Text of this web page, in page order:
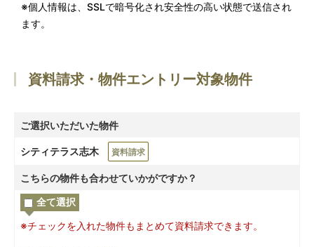
※個人情報は、SSLで暗号化され安全性の高い状態で送信され
ます。
資料請求・物件エントリー対象物件
ご選択いただいた物件
シティテラス志木 資料請求
こちらの物件も合わせていかがですか？
全て選択
※チェックを入れた物件もまとめて資料請求できます。